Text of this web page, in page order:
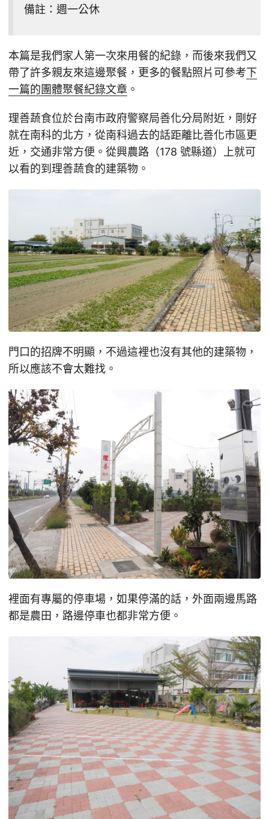
備註：週一公休
本篇是我們家人第一次來用餐的紀錄，而後來我們又
帶了許多親友來這邊聚餐，更多的餐點照片可參考下
一篇的團體聚餐紀錄文章 。
理善蔬食位於台南市政府警察局善化分局附近，剛好
就在南科的北方，從南科過去的話距離比善化市區更
近，交通非常方便。從興農路（178 號縣道）上就可
以看的到理善蔬食的建築物。
門口的招牌不明顯，不過這裡也沒有其他的建築物，
所以應該不會太難找。
裡面有專屬的停車場，如果停滿的話，外面兩邊馬路
都是農田，路邊停車也都非常方便。